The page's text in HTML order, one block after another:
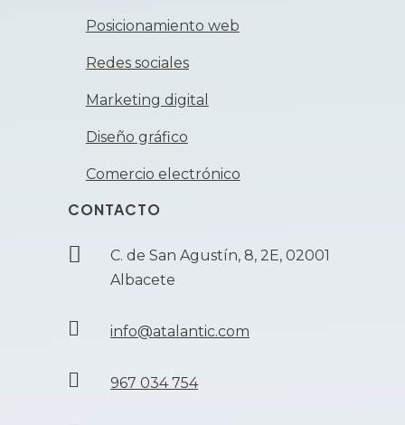
Posicionamiento web
Redes sociales
Marketing digital
Diseño gráfico
Comercio electrónico
CONTACTO

C. de San Agustín, 8, 2E, 02001
Albacete
 info@atalantic.com
 967 034 754